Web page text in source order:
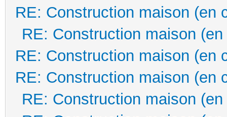
RE: Construction maison (en
RE: Construction maison
RE: Construction maison (en
RE: Construction maison (en
RE: Construction maison